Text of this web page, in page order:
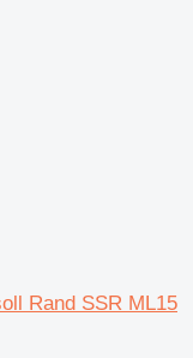
Rand SSR ML15